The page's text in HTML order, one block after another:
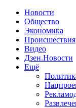
Новости
Общество
Экономика
Происшествия
Видео
Дзен.Новости
Ещё